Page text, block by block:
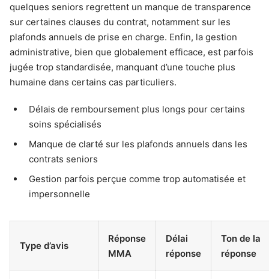
quelques seniors regrettent un manque de transparence
sur certaines clauses du contrat, notamment sur les
plafonds annuels de prise en charge. Enfin, la gestion
administrative, bien que globalement efficace, est parfois
jugée trop standardisée, manquant d’une touche plus
humaine dans certains cas particuliers.
Délais de remboursement plus longs pour certains
soins spécialisés
Manque de clarté sur les plafonds annuels dans les
contrats seniors
Gestion parfois perçue comme trop automatisée et
impersonnelle
Type d’avis
Réponse
MMA
Délai
réponse
Ton de la
réponse